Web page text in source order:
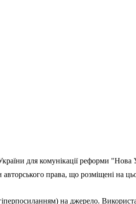
для комунікації реформи
права, що розміщені на
на джерело.